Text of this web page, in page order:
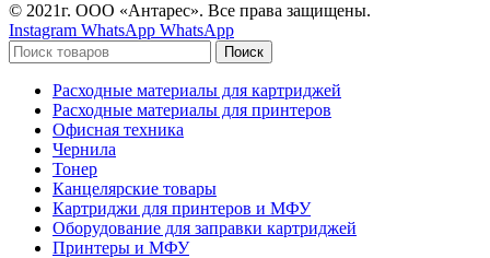
© 2021г. ООО «Антарес». Все права защищены.
Instagram WhatsApp WhatsApp
Поиск
Расходные материалы для картриджей
Расходные материалы для принтеров
Офисная техника
Чернила
Тонер
Канцелярские товары
Картриджи для принтеров и МФУ
Оборудование для заправки картриджей
Принтеры и МФУ